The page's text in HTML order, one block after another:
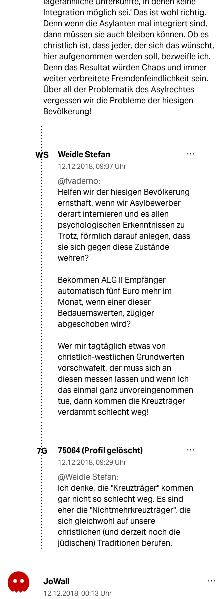
Integration möglich sei.' Das ist wohl richtig.
Denn wenn die Asylanten mal integriert sind,
dann müssen sie auch bleiben können. Ob es
christlich ist, dass jeder, der sich das wünscht,
hier aufgenommen werden soll, bezweifle ich.
Denn das Resultat würden Chaos und immer
weiter verbreitete Fremdenfeindlichkeit sein.
Über all der Problematik des Asylrechtes
vergessen wir die Probleme der hiesigen
Bevölkerung!
WS Weidle Stefan
12.12.2018, 09:07 Uhr
@fvaderno:
Helfen wir der hiesigen Bevölkerung
ernsthaft, wenn wir Asylbewerber
derart internieren und es allen
psychologischen Erkenntnissen zu
Trotz, förmlich darauf anlegen, dass
sie sich gegen diese Zustände
wehren?
Bekommen ALG II Empfänger
automatisch fünf Euro mehr im
Monat, wenn einer dieser
Bedauernswerten, zügiger
abgeschoben wird?
Wer mir tagtäglich etwas von
christlich-westlichen Grundwerten
vorschwafelt, der muss sich an
diesen messen lassen und wenn ich
das einmal ganz unvoreingenommen
tue, dann kommen die Kreuzträger
verdammt schlecht weg!
7G 75064 (Profil gelöscht)
12.12.2018, 09:29 Uhr
@Weidle Stefan:
Ich denke, die "Kreuzträger" kommen
gar nicht so schlecht weg. Es sind
eher die "Nichtmehrkreuzträger", die
sich gleichwohl auf unsere
christlichen (und derzeit noch die
jüdischen) Traditionen berufen.
JoWall
12.12.2018, 00:13 Uhr